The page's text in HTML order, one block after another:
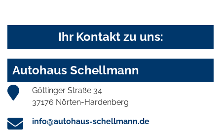
Ihr Kontakt zu uns:
Autohaus Schellmann
Göttinger Straße 34
37176 Nörten-Hardenberg
info@autohaus-schellmann.de